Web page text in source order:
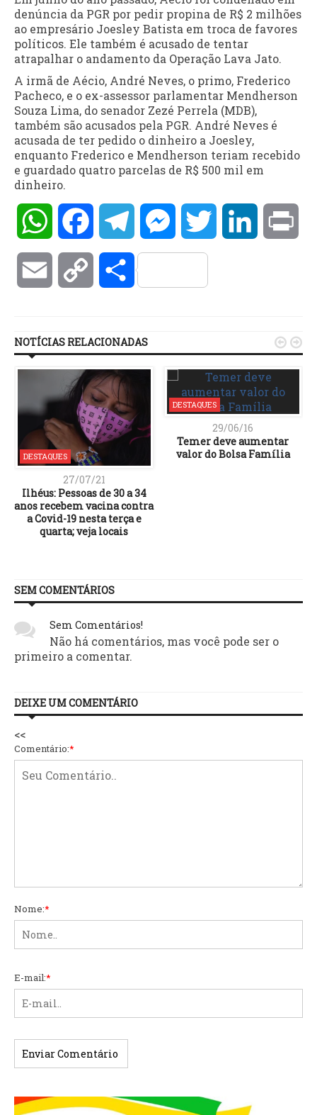
denúncia da PGR por pedir propina de R$ 2 milhões
ao empresário Joesley Batista em troca de favores
políticos. Ele também é acusado de tentar
atrapalhar o andamento da Operação Lava Jato.
A irmã de Aécio, André Neves, o primo, Frederico
Pacheco, e o ex-assessor parlamentar Mendherson
Souza Lima, do senador Zezé Perrela (MDB),
também são acusados pela PGR. André Neves é
acusada de ter pedido o dinheiro a Joesley,
enquanto Frederico e Mendherson teriam recebido
e guardado quatro parcelas de R$ 500 mil em
dinheiro.
WhatsAppFacebookTelegramMessengerTwitter LinkedIn
Email Copy Compartilhar
NOTÍCIAS RELACIONADAS
DESTAQUES
27/07/21
Ilhéus: Pessoas de 30 a 34
anos recebem vacina contra
a Covid-19 nesta terça e
quarta; veja locais
DESTAQUES
29/06/16
Temer deve aumentar
valor do Bolsa Família
 
SEM COMENTÁRIOS
Sem Comentários!
Não há comentários, mas você pode ser o
primeiro a comentar.
DEIXE UM COMENTÁRIO
<<
Comentário:*
Nome:*
E-mail:*